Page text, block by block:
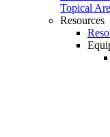
Topical
Resources